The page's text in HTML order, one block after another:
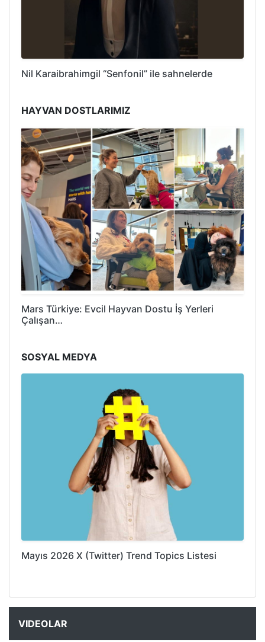
Nil Karaibrahimgil “Senfonil” ile sahnelerde
HAYVAN DOSTLARIMIZ
Mars Türkiye: Evcil Hayvan Dostu İş Yerleri
Çalışan…
SOSYAL MEDYA
Mayıs 2026 X (Twitter) Trend Topics Listesi
VIDEOLAR